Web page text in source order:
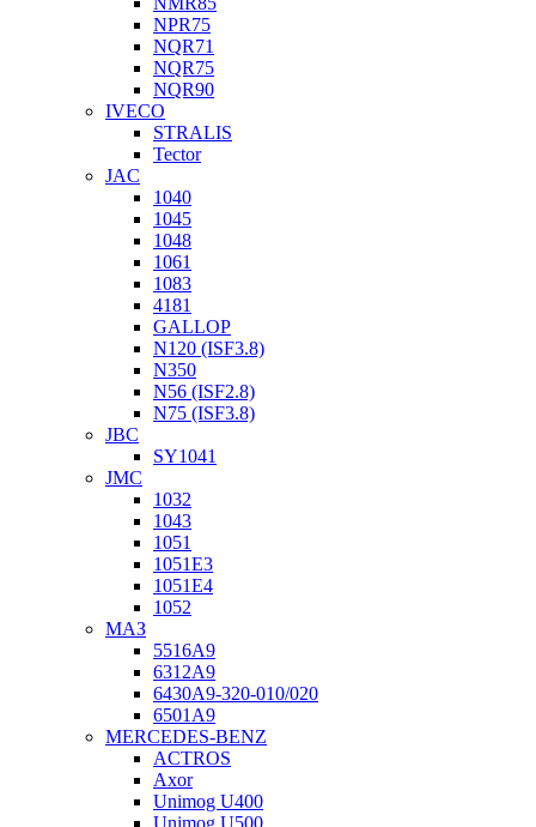
NPR75
NQR71
NQR75
NQR90
IVECO
STRALIS
Tector
JAC
1040
1045
1048
1061
1083
4181
GALLOP
N120 (ISF3.8)
N350
N56 (ISF2.8)
N75 (ISF3.8)
JBC
SY1041
JMC
1032
1043
1051
1051Е3
1051Е4
1052
МАЗ
5516А9
6312А9
6430А9-320-010/020
6501А9
MERCEDES-BENZ
ACTROS
Axor
Unimog U400